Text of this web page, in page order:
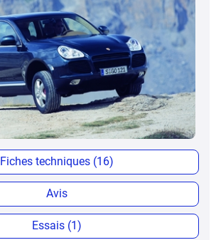
Fiches techniques (16)
Avis
Essais (1)